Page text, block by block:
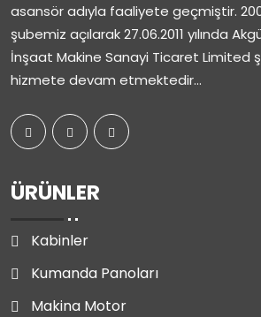
asansör adıyla faaliyete geçmiştir.
şubemiz açılarak 27.06.2011 yılında
İnşaat Makine Sanayi Ticaret Limited
hizmete devam etmektedir...
ÜRÜNLER
Kabinler
Kumanda Panoları
Makina Motor